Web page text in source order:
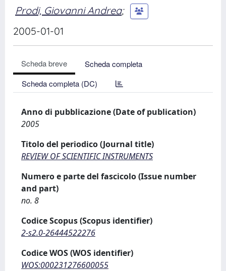
Prodi, Giovanni Andrea;
2005-01-01
Scheda breve
Scheda completa
Scheda completa (DC)
Anno di pubblicazione (Date of publication)
2005
Titolo del periodico (Journal title)
REVIEW OF SCIENTIFIC INSTRUMENTS
Numero e parte del fascicolo (Issue number
and part)
no. 8
Codice Scopus (Scopus identifier)
2-s2.0-26444522276
Codice WOS (WOS identifier)
WOS:000231276600055